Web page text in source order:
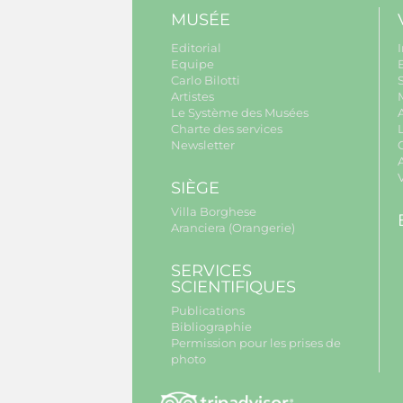
MUSÉE
Editorial
Equipe
Carlo Bilotti
Artistes
Le Système des Musées
Charte des services
Newsletter
SIÈGE
Villa Borghese
Aranciera (Orangerie)
SERVICES
SCIENTIFIQUES
Publications
Bibliographie
Permission pour les prises de
photo